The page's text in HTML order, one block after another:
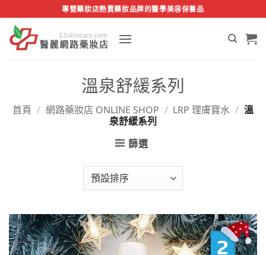
to
content
專營藥妝店熱賣藥妝品牌的醫學美容保養品
溫泉舒緩系列
首頁 / 網路藥妝店 ONLINE SHOP / LRP 理膚寶水 / 溫
泉舒緩系列
篩選